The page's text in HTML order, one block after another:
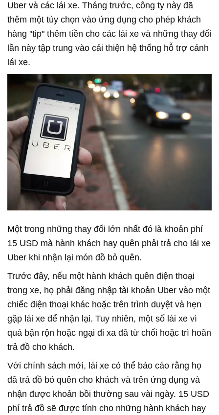
Uber và các lái xe. Tháng trước, công ty này đã
thêm một tùy chọn vào ứng dụng cho phép khách
hàng "tip" thêm tiền cho các lái xe và những thay đổi
lần này tập trung vào cải thiện hệ thống hỗ trợ cánh
lái xe.
Một trong những thay đổi lớn nhất đó là khoản phí
15 USD mà hành khách hay quên phải trả cho lái xe
Uber khi nhận lại món đồ bỏ quên.
Trước đây, nếu một hành khách quên điện thoại
trong xe, họ phải đăng nhập tài khoản Uber vào một
chiếc điện thoại khác hoặc trên trình duyệt và hẹn
gặp lái xe để nhận lại. Tuy nhiên, một số lái xe vì
quá bận rộn hoặc ngại đi xa đã từ chối hoặc trì hoãn
trả đồ cho khách.
Với chính sách mới, lái xe có thể báo cáo rằng họ
đã trả đồ bỏ quên cho khách và trên ứng dụng và
nhận được khoản bồi thường sau vài ngày. 15 USD
phí trả đồ sẽ được tính cho những hành khách hay